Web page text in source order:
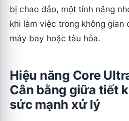
bị chao đảo, một tính năng
khi làm việc trong không gian
máy bay hoặc tàu hỏa.
Hiệu năng Core
Cân bằng giữa tiết
sức mạnh xử lý